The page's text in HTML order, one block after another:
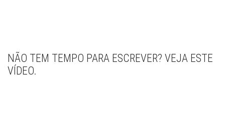
NÃO TEM TEMPO PARA ESCREVER? VEJA ESTE
VÍDEO.